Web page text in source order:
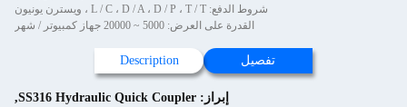
شروط الدفع: L / C ، D / A ، D / P ، T / T ، ويسترن يونيون
القدرة على العرض: 5000 ~ 20000 جهاز كمبيوتر / شهر
تفصيل Description
إبراز: SS316 Hydraulic Quick Coupler
,